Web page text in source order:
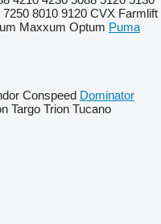
7250 8010 9120 CVX Farmlift
Maxxum Optum Puma
Conspeed Dominator
Targo Trion Tucano